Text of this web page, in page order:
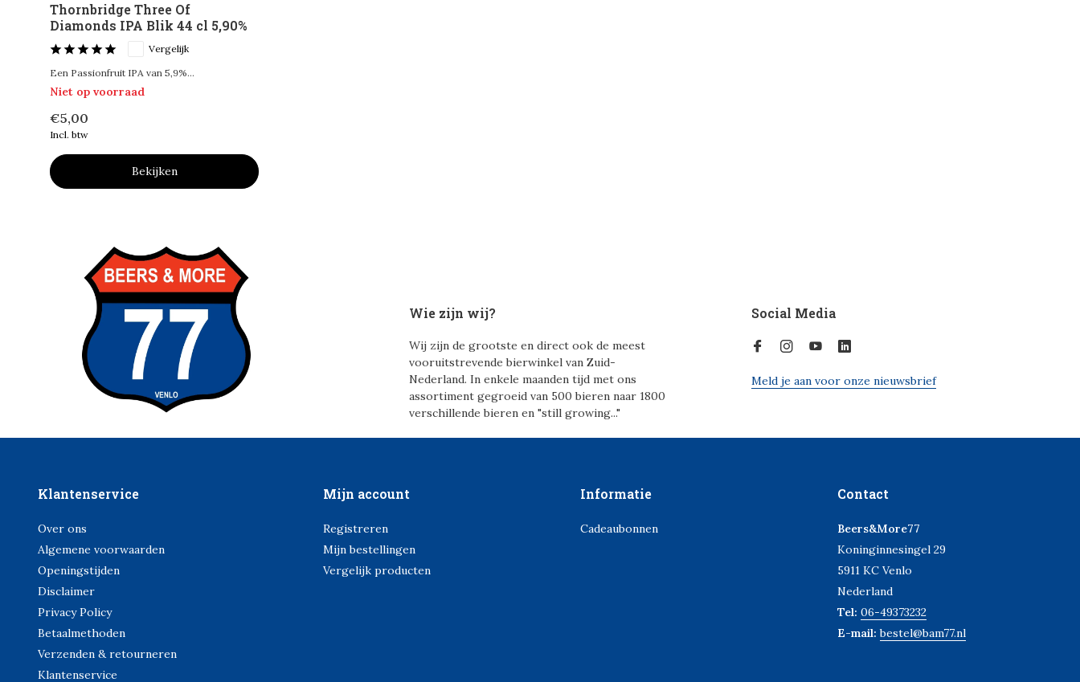
Thornbridge Three Of
Diamonds IPA Blik 44 cl 5,90%
Vergelijk
Een Passionfruit IPA van 5,9%...
Niet op voorraad
€5,00
Incl. btw
Bekijken
Wie zijn wij?
Wij zijn de grootste en direct ook de meest
vooruitstrevende bierwinkel van Zuid-
Nederland. In enkele maanden tijd met ons
assortiment gegroeid van 500 bieren naar 1800
verschillende bieren en "still growing..."
Social Media
Meld je aan voor onze nieuwsbrief
Klantenservice
Over ons
Algemene voorwaarden
Openingstijden
Disclaimer
Privacy Policy
Betaalmethoden
Verzenden & retourneren
Klantenservice
Mijn account
Registreren
Mijn bestellingen
Vergelijk producten
Informatie
Cadeaubonnen
Contact
Beers&More77
Koninginnesingel 29
5911 KC Venlo
Nederland
Tel: 06-49373232
E-mail:bestel@bam77.nl